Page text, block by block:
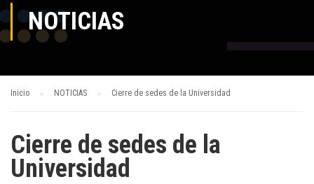
NOTICIAS
Inicio NOTICIAS Cierre de sedes de la Universidad
Cierre de sedes de la
Universidad